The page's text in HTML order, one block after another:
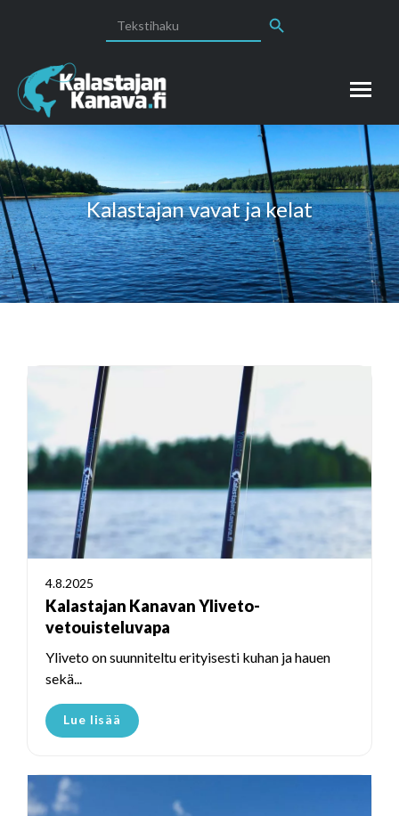
for:
Kalastajan vavat ja kelat
4.8.2025
Kalastajan Kanavan Yliveto-
vetouisteluvapa
Yliveto on suunniteltu erityisesti kuhan ja hauen
sekä...
Lue lisää